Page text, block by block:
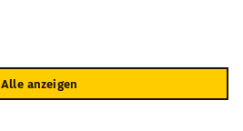
Alle anzeigen